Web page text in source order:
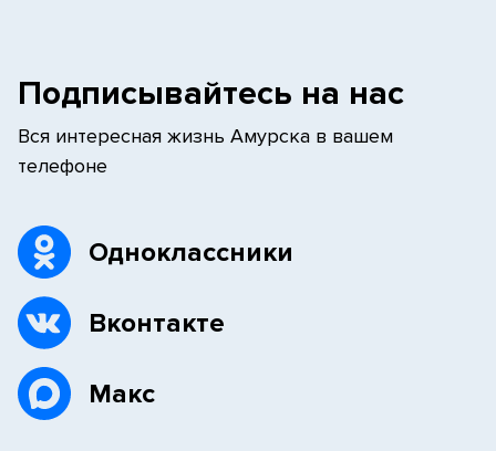
Подписывайтесь на нас
Вся интересная жизнь Амурска в вашем
телефоне
Одноклассники
Вконтакте
Макс